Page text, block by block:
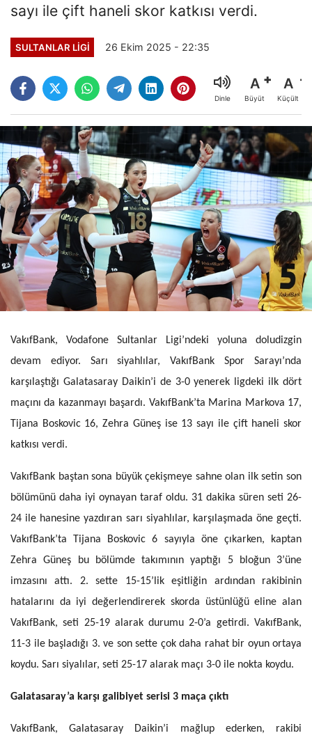
sayı ile çift haneli skor katkısı verdi.
SULTANLAR LIGI 26 Ekim 2025 - 22:35
Dinle
A
Büyüt
A
Küçült
VakıfBank, Vodafone Sultanlar Ligi’ndeki yoluna doludizgin
devam ediyor. Sarı siyahlılar, VakıfBank Spor Sarayı’nda
karşılaştığı Galatasaray Daikin’i de 3-0 yenerek ligdeki ilk dört
maçını da kazanmayı başardı. VakıfBank’ta Marina Markova 17,
Tijana Boskovic 16, Zehra Güneş ise 13 sayı ile çift haneli skor
katkısı verdi.
VakıfBank baştan sona büyük çekişmeye sahne olan ilk setin son
bölümünü daha iyi oynayan taraf oldu. 31 dakika süren seti 26-
24 ile hanesine yazdıran sarı siyahlılar, karşılaşmada öne geçti.
VakıfBank’ta Tijana Boskovic 6 sayıyla öne çıkarken, kaptan
Zehra Güneş bu bölümde takımının yaptığı 5 bloğun 3’üne
imzasını attı. 2. sette 15-15’lik eşitliğin ardından rakibinin
hatalarını da iyi değerlendirerek skorda üstünlüğü eline alan
VakıfBank, seti 25-19 alarak durumu 2-0’a getirdi. VakıfBank,
11-3 ile başladığı 3. ve son sette çok daha rahat bir oyun ortaya
koydu. Sarı siyalılar, seti 25-17 alarak maçı 3-0 ile nokta koydu.
Galatasaray’a karşı galibiyet serisi 3 maça çıktı
VakıfBank, Galatasaray Daikin’i mağlup ederken, rakibi